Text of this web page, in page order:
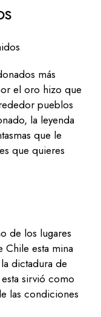
más
el oro hizo que
pueblos
la leyenda
que le
que quieres
de los lugares
esta mina
dictadura de
sirvió como
las condiciones